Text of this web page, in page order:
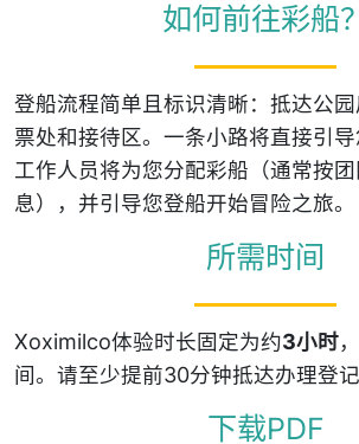
如何前往彩船？
登船流程简单且标识清晰：抵达公
票处和接待区。一条小路将直接引导
工作人员将为您分配彩船（通常按
息），并引导您登船开始冒险之旅。
所需时间
Xoximilco体验时长固定为约3小时
间。请至少提前30分钟抵达办理登记
下载PDF